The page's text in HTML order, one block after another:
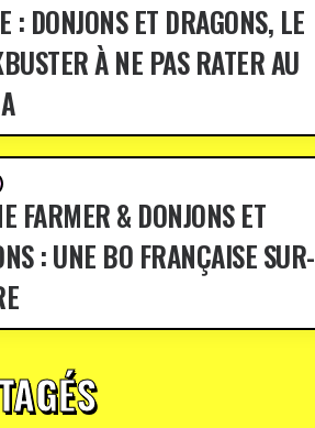
: DONJONS ET DRAGONS, LE
À NE PAS RATER AU
FARMER & DONJONS ET
: UNE BO FRANÇAISE SUR-